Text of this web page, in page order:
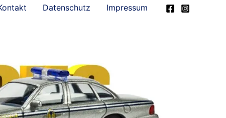
Datenschutz Impressum